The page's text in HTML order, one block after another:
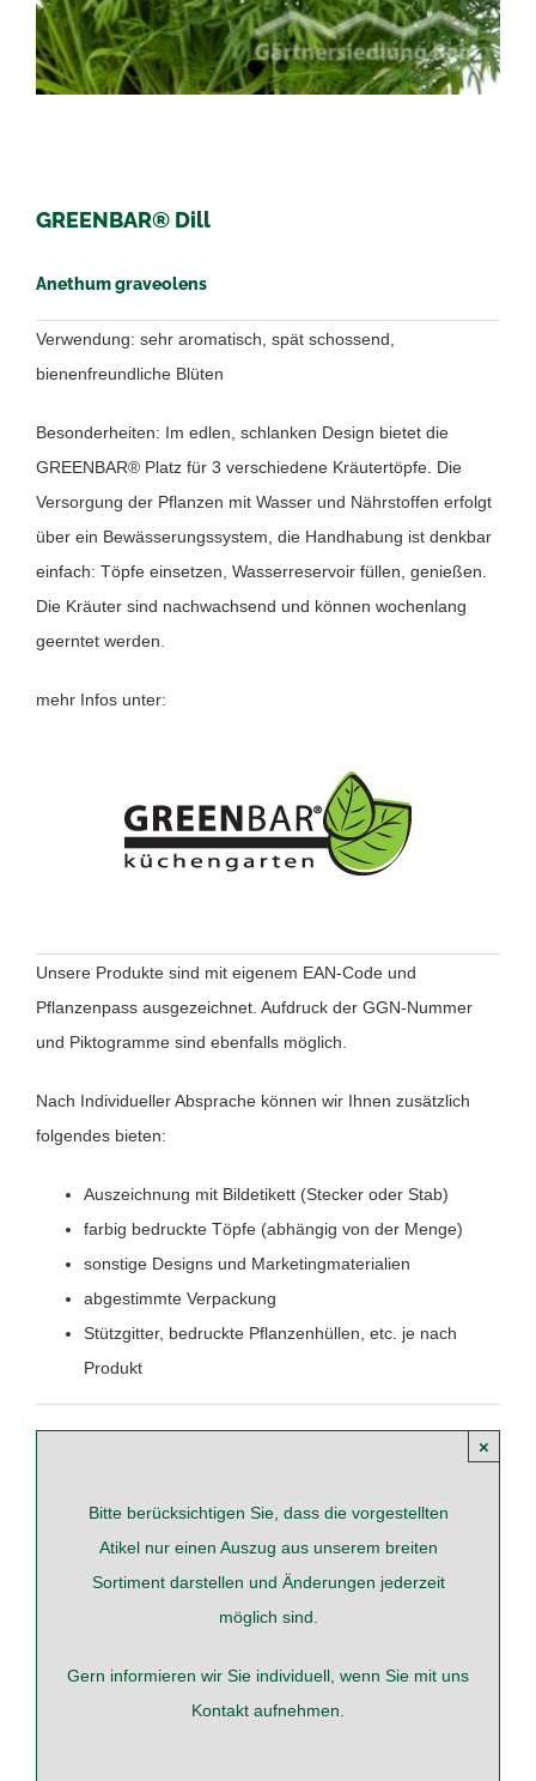
GREENBAR® Dill
Anethum graveolens
Verwendung: sehr aromatisch, spät schossend,
bienenfreundliche Blüten
Besonderheiten: Im edlen, schlanken Design bietet die
GREENBAR® Platz für 3 verschiedene Kräutertöpfe. Die
Versorgung der Pflanzen mit Wasser und Nährstoffen erfolgt
über ein Bewässerungssystem, die Handhabung ist denkbar
einfach: Töpfe einsetzen, Wasserreservoir füllen, genießen.
Die Kräuter sind nachwachsend und können wochenlang
geerntet werden.
mehr Infos unter:
Unsere Produkte sind mit eigenem EAN-Code und
Pflanzenpass ausgezeichnet. Aufdruck der GGN-Nummer
und Piktogramme sind ebenfalls möglich.
Nach Individueller Absprache können wir Ihnen zusätzlich
folgendes bieten:
Auszeichnung mit Bildetikett (Stecker oder Stab)
farbig bedruckte Töpfe (abhängig von der Menge)
sonstige Designs und Marketingmaterialien
abgestimmte Verpackung
Stützgitter, bedruckte Pflanzenhüllen, etc. je nach
Produkt
Bitte berücksichtigen Sie, dass die vorgestellten
Atikel nur einen Auszug aus unserem breiten
Sortiment darstellen und Änderungen jederzeit
möglich sind.
Gern informieren wir Sie individuell, wenn Sie mit uns
Kontakt aufnehmen.
×